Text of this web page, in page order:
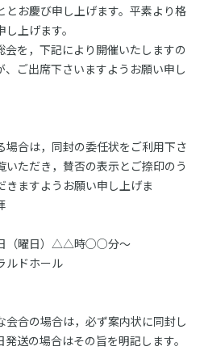
とお慶び申し上げます。平素より格
上げます。
を，下記により開催いたしますの
ご出席下さいますようお願い申し
場合は，同封の委任状をご利用下さ
ただき，賛否の表示とご捺印のう
きますようお願い申し上げま
曜日）△△時○○分～
ドホール
合の場合は，必ず案内状に同封し
送の場合はその旨を明記します。